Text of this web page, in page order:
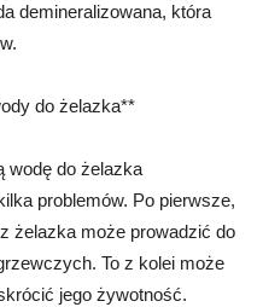
demineralizowana, która
do żelazka**
wodę do żelazka
problemów. Po pierwsze,
żelazka może prowadzić do
To z kolei może
jego żywotność.